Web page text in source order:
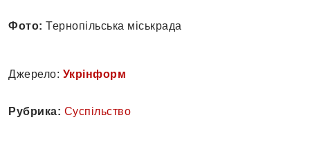
Фото: Тернопільська міськрада
Джерело: Укрінформ
Рубрика: Суспільство